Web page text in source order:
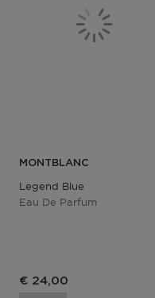
MONTBLANC
Legend Blue
Eau De Parfum
€ 24,00